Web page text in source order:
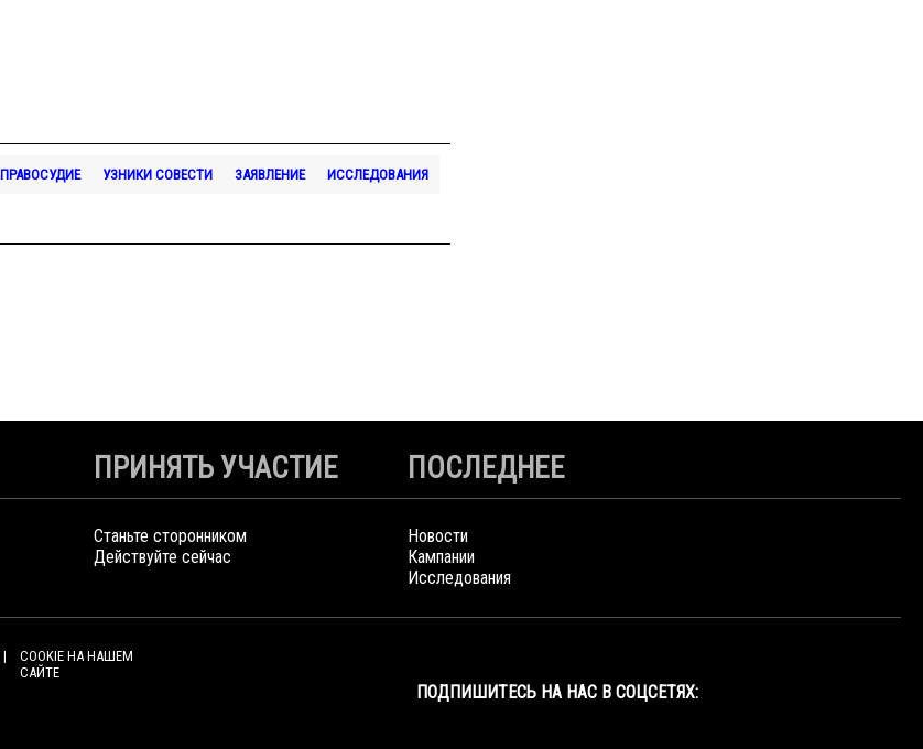
ПРАВОСУДИЕ УЗНИКИ СОВЕСТИ ЗАЯВЛЕНИЕ ИССЛЕДОВАНИЯ
ПРИНЯТЬ УЧАСТИЕ
Станьте сторонником
Действуйте сейчас
ПОСЛЕДНЕЕ
Новости
Кампании
Исследования
COOKIE НА НАШЕМ
САЙТЕ
ПОДПИШИТЕСЬ НА НАС В СОЦСЕТЯХ: